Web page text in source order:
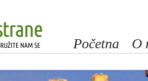
Početna O